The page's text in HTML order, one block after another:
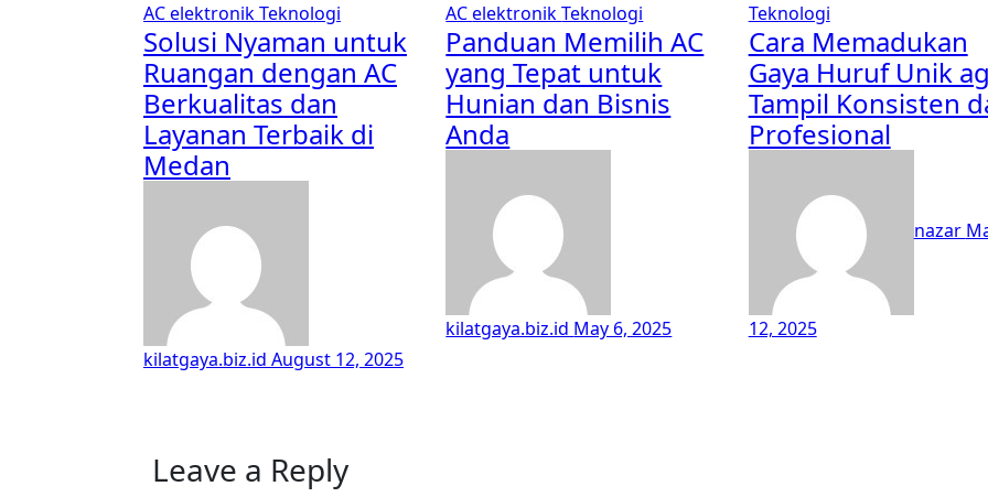
ACelektronikTeknologi
Solusi Nyaman untuk
Ruangan dengan AC
Berkualitas dan
Layanan Terbaik di
Medan
kilatgaya.biz.id August 12, 2025
ACelektronikTeknologi
Panduan Memilih AC
yang Tepat untuk
Hunian dan Bisnis
Anda
kilatgaya.biz.id May 6, 2025
Teknologi
Cara Memadukan
Gaya Huruf Unik
Tampil Konsisten
Profesional
nazar
12, 2025
Leave a Reply